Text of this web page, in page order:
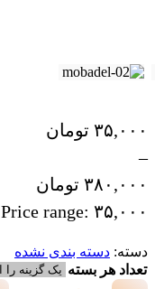
۳۵,۰۰۰ تومان
–
۳۸۰,۰۰۰ تومان
Price range: ۳۵,۰۰۰ تومان through ۳۸۰,۰۰۰ تومان
دسته: دسته بندی نشده
تعداد هر بسته